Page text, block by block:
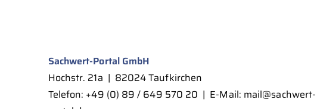
Sachwert-Portal GmbH
Hochstr. 21a | 82024 Taufkirchen
Telefon: +49 (0) 89 / 649 570 20 | E-Mail: mail@sachwert-